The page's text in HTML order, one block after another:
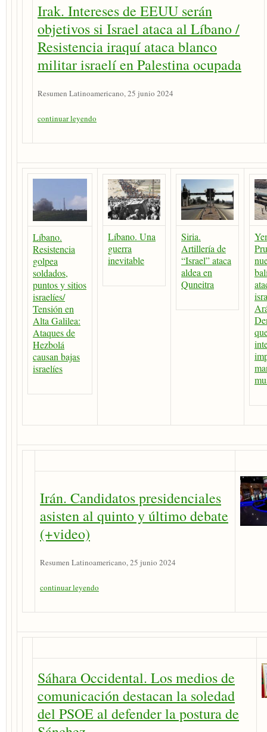
Irak. Intereses de EEUU serán
objetivos si Israel ataca al Líbano /
Resistencia iraquí ataca blanco
militar israelí en Palestina ocupada
Resumen Latinoamericano, 25 junio 2024
continuar leyendo
Líbano.
Resistencia
golpea
soldados,
puntos y sitios
israelíes/
Tensión en
Alta Galilea:
Ataques de
Hezbolá
causan bajas
israelíes
Líbano. Una
guerra
inevitable
Siria.
Artillería de
“Israel” ataca
aldea en
Quneitra
Irán. Candidatos presidenciales
asisten al quinto y último debate
(+video)
Resumen Latinoamericano, 25 junio 2024
continuar leyendo
Sáhara Occidental. Los medios de
comunicación destacan la soledad
del PSOE al defender la postura de